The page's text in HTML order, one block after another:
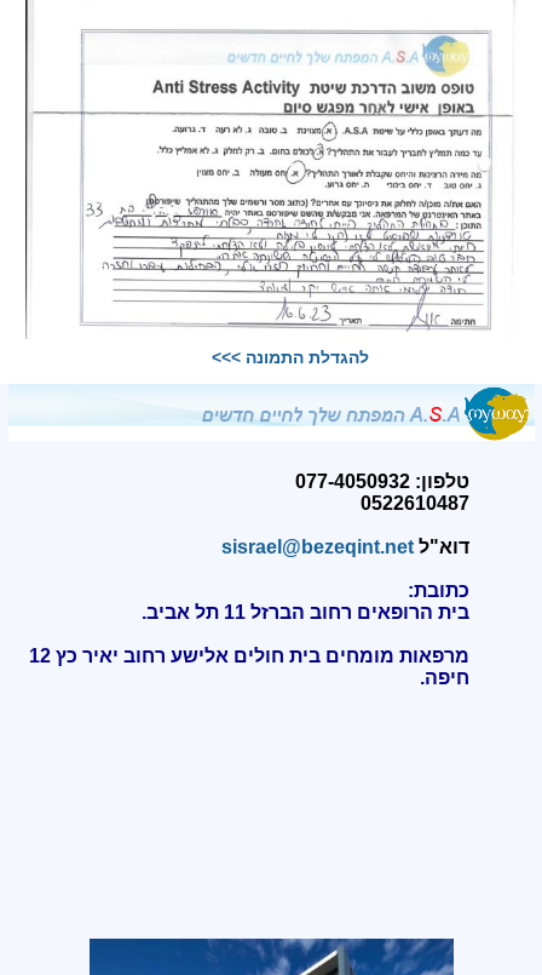
להגדלת התמונה >>>
טלפון: 077-4050932
0522610487
דוא"לsisrael@bezeqint.net
כתובת:
בית הרופאים רחוב הברזל 11 תל אביב.
מרפאות מומחים בית חולים אלישע רחוב יאיר כץ 12
חיפה.